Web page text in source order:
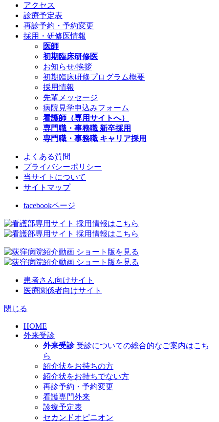
アクセス
診療予定表
再診予約・予約変更
採用・研修医情報
医師
初期臨床研修医
お知らせ/挨拶
初期臨床研修プログラム概要
採用情報
先輩メッセージ
病院見学申込みフォーム
看護師（専用サイトへ）
専門職・事務職 新卒採用
専門職・事務職 キャリア採用
よくある質問
プライバシーポリシー
当サイトについて
サイトマップ
facebookページ
患者さん向けサイト
医療関係者向けサイト
閉じる
HOME
外来受診
外来受診 受診についての総合的なご案内はこち
ら
紹介状をお持ちの方
紹介状をお持ちでない方
再診予約・予約変更
看護専門外来
診療予定表
セカンドオピニオン